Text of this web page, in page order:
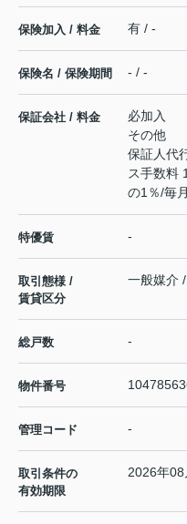
保険加入 / 料金 有 / -
保険名 / 保険期間 - / -
保証会社 / 料金
必加入
その他
保証人代
ス手数料
の1％/毎
特優賃 -
取引態様 /
賃貸区分
一般媒介
総戸数 -
物件番号
管理コード -
取引条件の
有効期限
2026年08